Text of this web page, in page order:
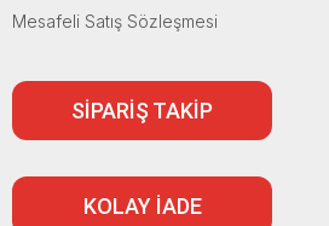
Mesafeli Satış Sözleşmesi
SİPARİŞ TAKİP
KOLAY İADE